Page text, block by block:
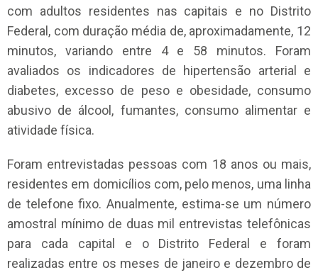
com adultos residentes nas capitais e no Distrito
Federal, com duração média de, aproximadamente, 12
minutos, variando entre 4 e 58 minutos. Foram
avaliados os indicadores de hipertensão arterial e
diabetes, excesso de peso e obesidade, consumo
abusivo de álcool, fumantes, consumo alimentar e
atividade física.
Foram entrevistadas pessoas com 18 anos ou mais,
residentes em domicílios com, pelo menos, uma linha
de telefone fixo. Anualmente, estima-se um número
amostral mínimo de duas mil entrevistas telefônicas
para cada capital e o Distrito Federal e foram
realizadas entre os meses de janeiro e dezembro de